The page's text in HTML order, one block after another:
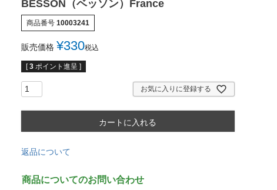
BESSON（ベッソン）France
商品番号 10003241
販売価格 ¥330税込
[ 3 ポイント進呈 ]
お気に入りに登録する
カートに入れる
返品について
商品についてのお問い合わせ